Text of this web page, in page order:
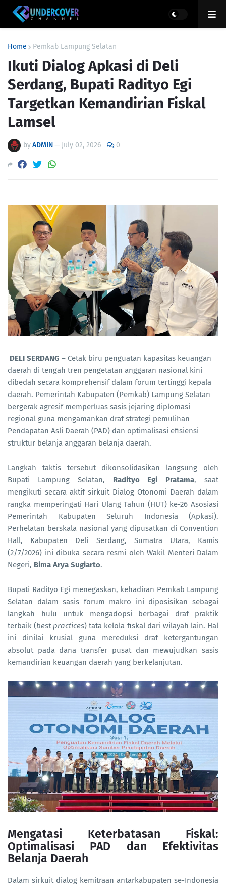
Home Pemkab Lampung Selatan
Ikuti Dialog Apkasi di Deli
Serdang, Bupati Radityo Egi
Targetkan Kemandirian Fiskal
Lamsel
byADMIN— July 02, 2026 0
DELI SERDANG – Cetak biru penguatan kapasitas keuangan
daerah di tengah tren pengetatan anggaran nasional kini
dibedah secara komprehensif dalam forum tertinggi kepala
daerah. Pemerintah Kabupaten (Pemkab) Lampung Selatan
bergerak agresif memperluas sasis jejaring diplomasi
regional guna mengamankan draf strategi pemulihan
Pendapatan Asli Daerah (PAD) dan optimalisasi efisiensi
struktur belanja anggaran belanja daerah.
Langkah taktis tersebut dikonsolidasikan langsung oleh
Bupati Lampung Selatan, Radityo Egi Pratama, saat
mengikuti secara aktif sirkuit Dialog Otonomi Daerah dalam
rangka memperingati Hari Ulang Tahun (HUT) ke-26 Asosiasi
Pemerintah Kabupaten Seluruh Indonesia (Apkasi).
Perhelatan berskala nasional yang dipusatkan di Convention
Hall, Kabupaten Deli Serdang, Sumatra Utara, Kamis
(2/7/2026) ini dibuka secara resmi oleh Wakil Menteri Dalam
Negeri, Bima Arya Sugiarto.
Bupati Radityo Egi menegaskan, kehadiran Pemkab Lampung
Selatan dalam sasis forum makro ini diposisikan sebagai
langkah hulu untuk mengadopsi berbagai draf praktik
terbaik (best practices) tata kelola fiskal dari wilayah lain. Hal
ini dinilai krusial guna mereduksi draf ketergantungan
absolut pada dana transfer pusat dan mewujudkan sasis
kemandirian keuangan daerah yang berkelanjutan.
Mengatasi Keterbatasan Fiskal:
Optimalisasi PAD dan Efektivitas
Belanja Daerah
Dalam sirkuit dialog kemitraan antarkabupaten se-Indonesia